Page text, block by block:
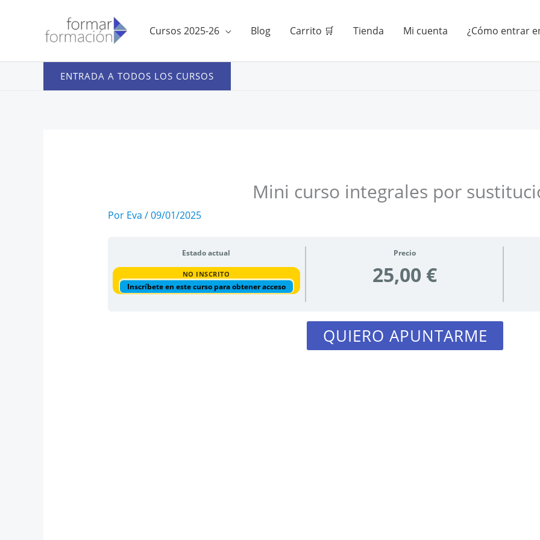
Cursos 2025-26 Blog Carrito 🛒 Tienda Mi cuenta ¿Cómo entrar
ENTRADA A TODOS LOS CURSOS
Mini curso integrales por
Por Eva /09/01/2025
Estado actual
NO INSCRITO
Inscríbete en este curso para obtener acceso
Precio
25,00 €
QUIERO APUNTARME